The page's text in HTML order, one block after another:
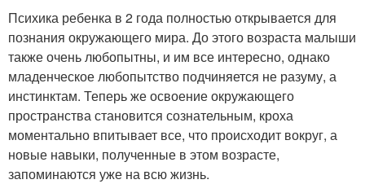
Психика ребенка в 2 года полностью открывается для
познания окружающего мира. До этого возраста малыши
также очень любопытны, и им все интересно, однако
младенческое любопытство подчиняется не разуму, а
инстинктам. Теперь же освоение окружающего
пространства становится сознательным, кроха
моментально впитывает все, что происходит вокруг, а
новые навыки, полученные в этом возрасте,
запоминаются уже на всю жизнь.